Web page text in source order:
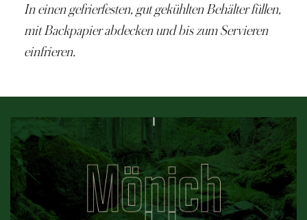
In einen gefrierfesten, gut gekühlten Behälter füllen,
mit Backpapier abdecken und bis zum Servieren
einfrieren.